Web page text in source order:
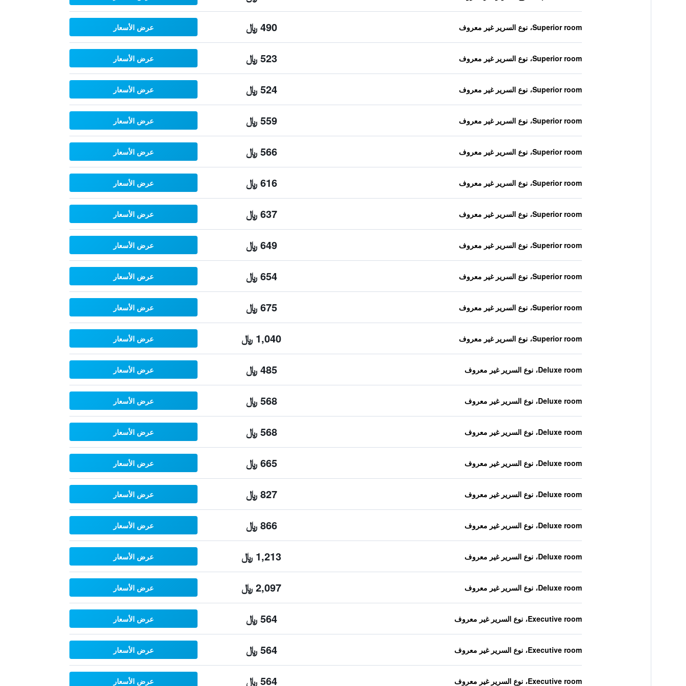
Superior room، نوع السرير غير معروف 490 ﷼ عرض الأسعار
Superior room، نوع السرير غير معروف 523 ﷼ عرض الأسعار
Superior room، نوع السرير غير معروف 524 ﷼ عرض الأسعار
Superior room، نوع السرير غير معروف 559 ﷼ عرض الأسعار
Superior room، نوع السرير غير معروف 566 ﷼ عرض الأسعار
Superior room، نوع السرير غير معروف 616 ﷼ عرض الأسعار
Superior room، نوع السرير غير معروف 637 ﷼ عرض الأسعار
Superior room، نوع السرير غير معروف 649 ﷼ عرض الأسعار
Superior room، نوع السرير غير معروف 654 ﷼ عرض الأسعار
Superior room، نوع السرير غير معروف 675 ﷼ عرض الأسعار
Superior room، نوع السرير غير معروف 1,040 ﷼ عرض الأسعار
Deluxe room، نوع السرير غير معروف 485 ﷼ عرض الأسعار
Deluxe room، نوع السرير غير معروف 568 ﷼ عرض الأسعار
Deluxe room، نوع السرير غير معروف 568 ﷼ عرض الأسعار
Deluxe room، نوع السرير غير معروف 665 ﷼ عرض الأسعار
Deluxe room، نوع السرير غير معروف 827 ﷼ عرض الأسعار
Deluxe room، نوع السرير غير معروف 866 ﷼ عرض الأسعار
Deluxe room، نوع السرير غير معروف 1,213 ﷼ عرض الأسعار
Deluxe room، نوع السرير غير معروف 2,097 ﷼ عرض الأسعار
Executive room، نوع السرير غير معروف 564 ﷼ عرض الأسعار
Executive room، نوع السرير غير معروف 564 ﷼ عرض الأسعار
Executive room، نوع السرير غير معروف 564 ﷼ عرض الأسعار